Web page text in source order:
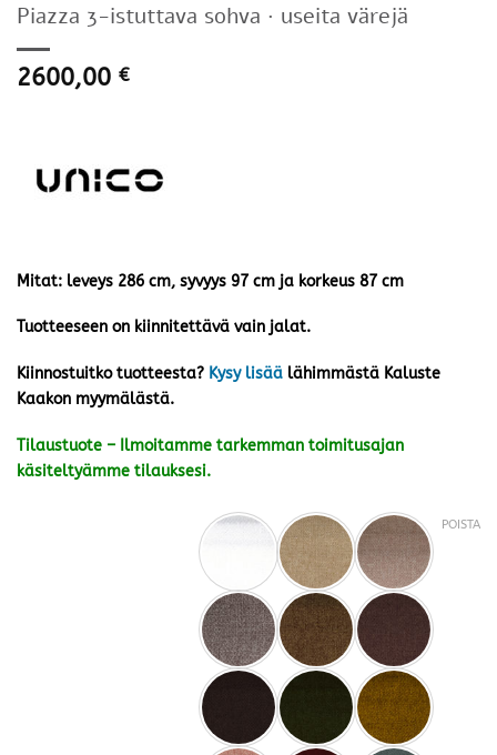
Piazza 3-istuttava sohva · useita värejä
2600,00 €
Mitat: leveys 286 cm, syvyys 97 cm ja korkeus 87 cm
Tuotteeseen on kiinnitettävä vain jalat.
Kiinnostuitko tuotteesta? Kysy lisää lähimmästä Kaluste
Kaakon myymälästä.
Tilaustuote – Ilmoitamme tarkemman toimitusajan
käsiteltyämme tilauksesi.
POISTA